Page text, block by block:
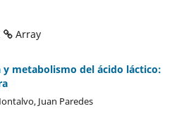
Array
metabolismo del ácido láctico:
Juan Paredes